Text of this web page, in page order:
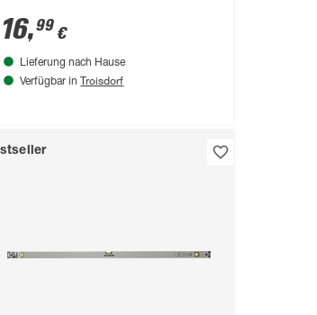
16,99 €
Lieferung nach Hause
Verfügbar in Troisdorf